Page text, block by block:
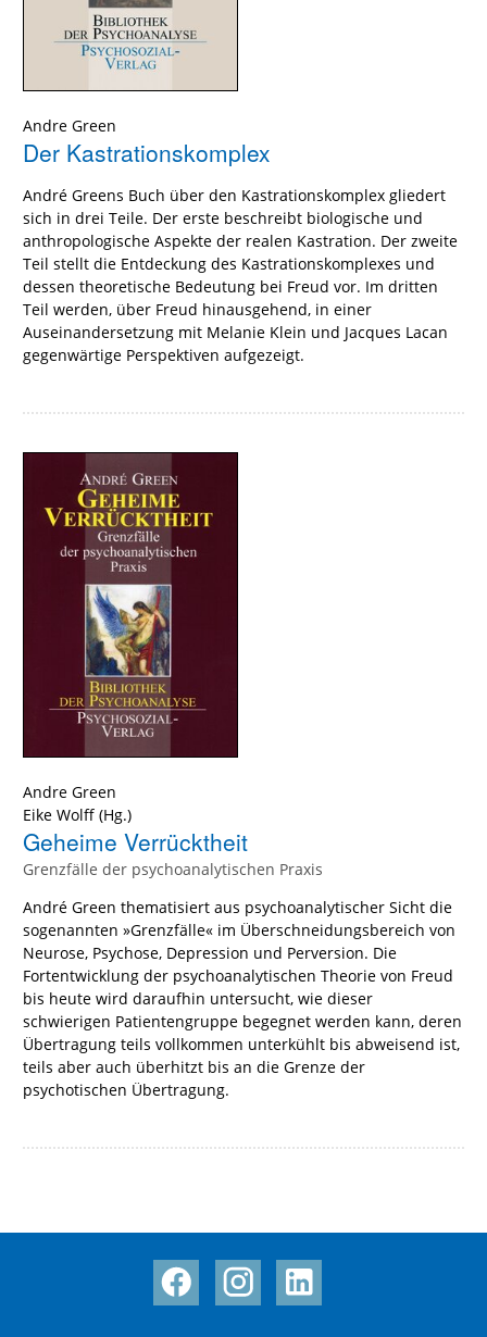
Andre Green
Der Kastrationskomplex
André Greens Buch über den Kastrationskomplex gliedert
sich in drei Teile. Der erste beschreibt biologische und
anthropologische Aspekte der realen Kastration. Der zweite
Teil stellt die Entdeckung des Kastrationskomplexes und
dessen theoretische Bedeutung bei Freud vor. Im dritten
Teil werden, über Freud hinausgehend, in einer
Auseinandersetzung mit Melanie Klein und Jacques Lacan
gegenwärtige Perspektiven aufgezeigt.
Andre Green
Eike Wolff (Hg.)
Geheime Verrücktheit
Grenzfälle der psychoanalytischen Praxis
André Green thematisiert aus psychoanalytischer Sicht die
sogenannten »Grenzfälle« im Überschneidungsbereich von
Neurose, Psychose, Depression und Perversion. Die
Fortentwicklung der psychoanalytischen Theorie von Freud
bis heute wird daraufhin untersucht, wie dieser
schwierigen Patientengruppe begegnet werden kann, deren
Übertragung teils vollkommen unterkühlt bis abweisend ist,
teils aber auch überhitzt bis an die Grenze der
psychotischen Übertragung.